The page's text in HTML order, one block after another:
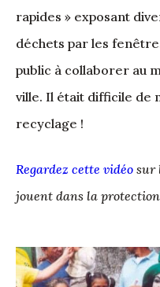
rapides » exposant
déchets par les
public à collaborer au
ville. Il était difficile de
recyclage !
Regardez cette vidéo sur
jouent dans la